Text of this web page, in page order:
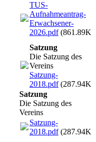
TUS-
Aufnahmeantrag-
Erwachsener-
2026.pdf(861.89KB)
Satzung
Die Satzung des
Vereins
Satzung-
2018.pdf(287.94KB)
Satzung
Die Satzung des
Vereins
Satzung-
2018.pdf(287.94KB)